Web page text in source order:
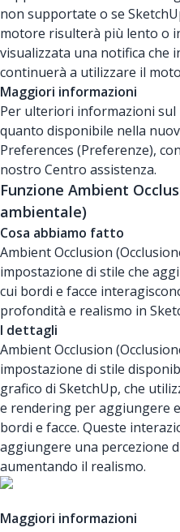
non supportate o se
motore risulterà più lento o
visualizzata una notifica che
continuerà a utilizzare il
Maggiori informazioni
Per ulteriori informazioni
quanto disponibile nella
Preferences (Preferenze),
nostro Centro assistenza.
Funzione Ambient
ambientale)
Cosa abbiamo fatto
Ambient Occlusion
impostazione di stile che
cui bordi e facce
profondità e realismo in
I dettagli
Ambient Occlusion
impostazione di stile
grafico di SketchUp, che
e rendering per aggiungere
bordi e facce. Queste
aggiungere una percezione
aumentando il realismo.
Maggiori informazioni